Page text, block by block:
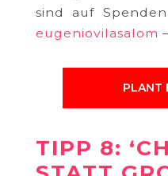
sind auf
eugeniovilasalom
PLANT
TIPP 8: